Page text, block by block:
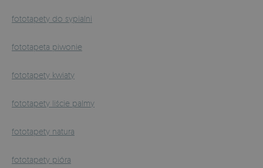
fototapety do sypialni
fototapeta piwonie
fototapety kwiaty
fototapety liście palmy
fototapety natura
fototapety pióra